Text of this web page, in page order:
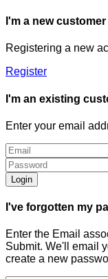
I'm a new customer
Registering a new
Register
I'm an existing
Enter your email
Login
I've forgotten my
Enter the Email
Submit. We'll email
create a new